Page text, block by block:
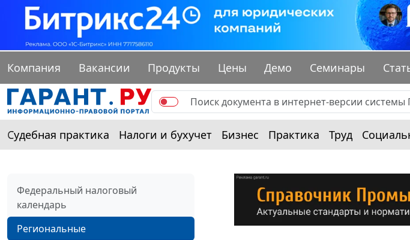
Компания Вакансии Продукты Цены Демо Семинары
Судебная практика Налоги и бухучет Бизнес Практика Труд
Федеральный налоговый
календарь
Региональные